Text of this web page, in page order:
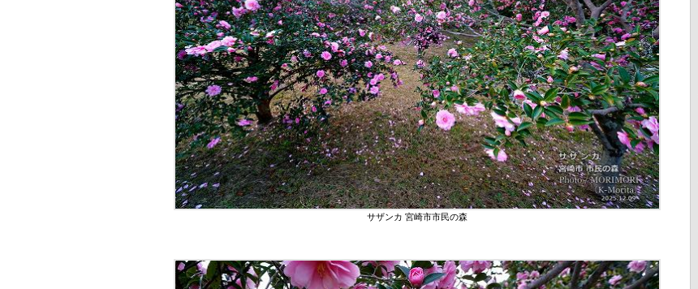
サザンカ 宮崎市市民の森